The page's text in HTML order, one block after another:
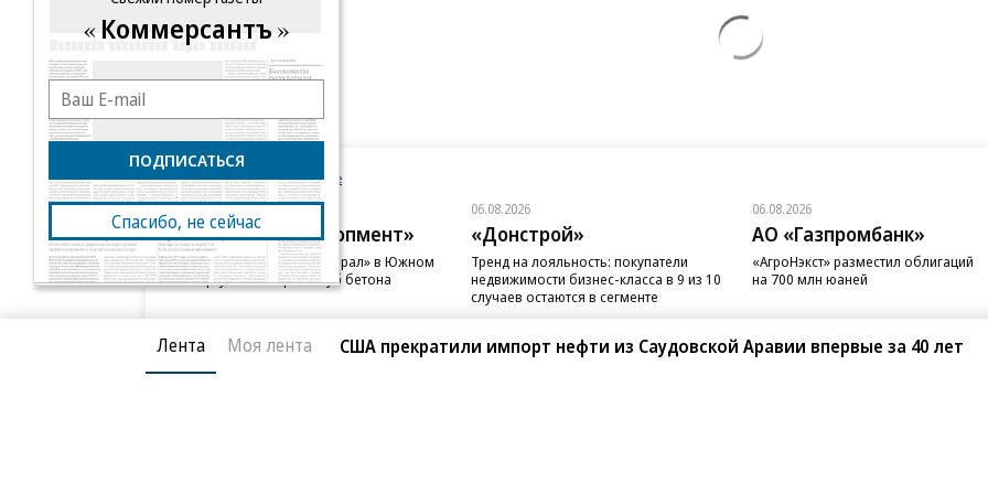
Новости компаний Все
06.08.2026
ГК «Галс-Девелопмент»
В бизнес-центре «Адмирал» в Южном
порту залит первый куб бетона
06.08.2026
«Донстрой»
Тренд на лояльность: покупатели
недвижимости бизнес-класса в 9 из 10
случаев остаются в сегменте
06.08.2026
АО «Газпромбанк»
«АгроНэкст» разместил облигаций
на 700 млн юаней
Лента Моя лента США прекратили импорт нефти из Саудовской Аравии впервые за 40 лет
Коммерсантъ
ПОДПИСАТЬСЯ
Спасибо, не сейчас